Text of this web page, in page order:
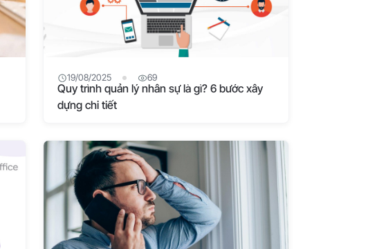
19/08/2025 69
Quy trình quản lý nhân sự là gì? 6 bước xây
dựng chi tiết